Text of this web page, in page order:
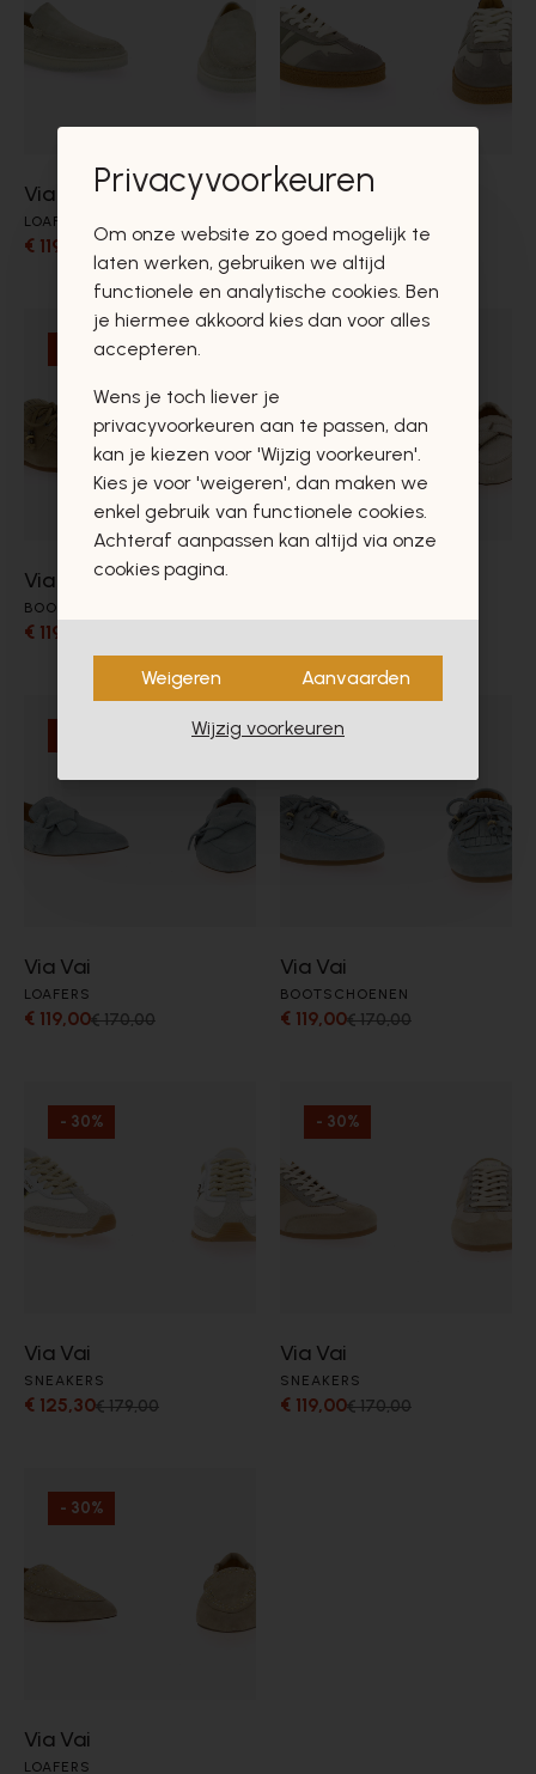
Via Vai
LOAFERS
€ 119,00 € 170,00
Via Vai
€ 133,00€ 190,00
- 30%
Via Vai
BOOTSCHOENEN
€ 119,00
Via Vai
LOAFERS
€ 119,00€ 170,00
- 30%
Via Vai
BOOTSCHOENEN
€ 119,00€ 170,00
- 30%
Via Vai
SNEAKERS
€ 125,30€ 179,00
- 30%
Via Vai
SNEAKERS
€ 119,00€ 170,00
- 30%
Via Vai
LOAFERS
Privacyvoorkeuren
Om onze website zo goed mogelijk te
laten werken, gebruiken we altijd
functionele en analytische cookies. Ben
je hiermee akkoord kies dan voor alles
accepteren.
Wens je toch liever je
privacyvoorkeuren aan te passen, dan
kan je kiezen voor 'Wijzig voorkeuren'.
Kies je voor 'weigeren', dan maken we
enkel gebruik van functionele cookies.
Achteraf aanpassen kan altijd via onze
cookies pagina.
Weigeren Aanvaarden
Wijzig voorkeuren